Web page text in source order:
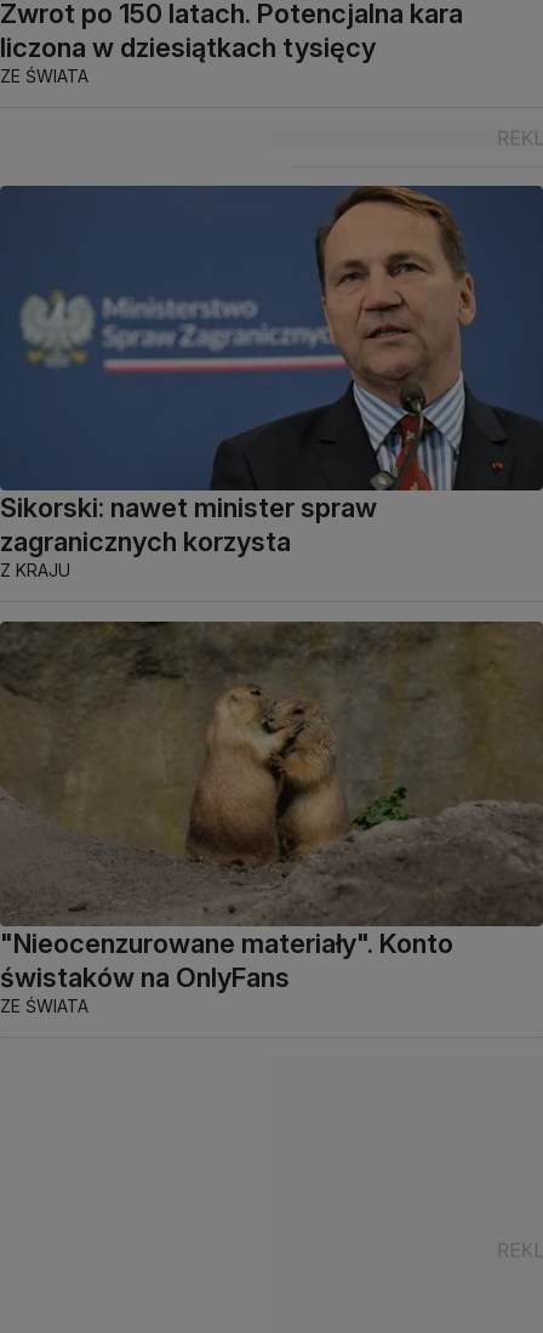
Zwrot po 150 latach. Potencjalna kara
liczona w dziesiątkach tysięcy
ZE ŚWIATA
Sikorski: nawet minister spraw
zagranicznych korzysta
Z KRAJU
"Nieocenzurowane materiały". Konto
świstaków na OnlyFans
ZE ŚWIATA